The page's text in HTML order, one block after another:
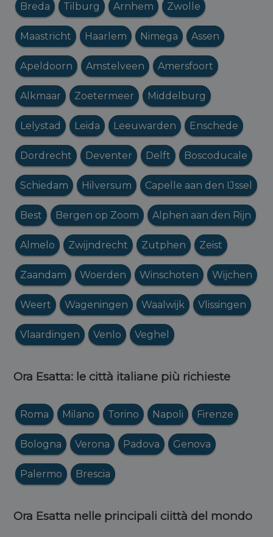
Breda Tilburg Arnhem Zwolle
Maastricht Haarlem Nimega Assen
Apeldoorn Amstelveen Amersfoort
Alkmaar Zoetermeer Middelburg
Lelystad Leida Leeuwarden Enschede
Dordrecht Deventer Delft Boscoducale
Schiedam Hilversum Capelle aan den IJssel
Best Bergen op Zoom Alphen aan den Rijn
Almelo Zwijndrecht Zutphen Zeist
Zaandam Woerden Winschoten Wijchen
Weert Wageningen Waalwijk Vlissingen
Vlaardingen Venlo Veghel
Ora Esatta: le città italiane più richieste
Roma Milano Torino Napoli Firenze
Bologna Verona Padova Genova
Palermo Brescia
Ora Esatta nelle principali ciittà del mondo